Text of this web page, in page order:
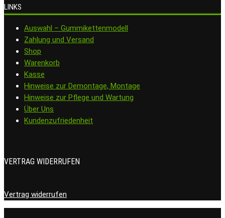
LINKS
Auswahl – Gummikettenmodell
Zahlung und Versand
Shop
Warenkorb
Kasse
Hinweise zur Demontage, Montage
Hinweise zur Pflege und Wartung
Über Uns
Kundenzufriedenheit
VERTRAG WIDERRUFEN
Vertrag widerrufen